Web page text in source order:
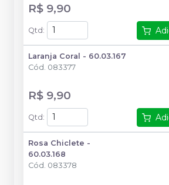
R$ 9,90
Qtd :
Laranja Coral - 60.03.167
Cód. 083377
R$ 9,90
Qtd :
Rosa Chiclete -
60.03.168
Cód. 083378